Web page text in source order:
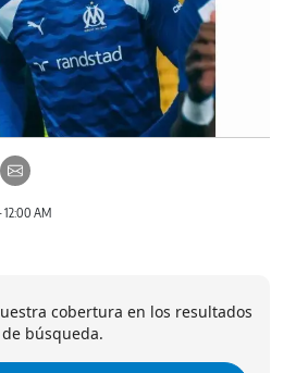
12:00 AM
cobertura en los resultados
de búsqueda.